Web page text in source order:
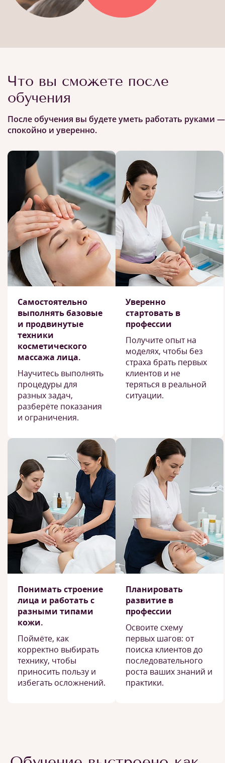
Что вы сможете после
обучения
После обучения вы будете уметь работать руками —
спокойно и уверенно.
Самостоятельно
выполнять базовые
и продвинутые
техники
косметического
массажа лица.
Научитесь выполнять
процедуры для
разных задач,
разберёте показания
и ограничения.
Уверенно
стартовать в
профессии
Получите опыт на
моделях, чтобы без
страха брать первых
клиентов и не
теряться в реальной
ситуации.
Понимать строение
лица и работать с
разными типами
кожи.
Поймёте, как
корректно выбирать
технику, чтобы
приносить пользу и
избегать осложнений.
Планировать
развитие в
профессии
Освоите схему
первых шагов: от
поиска клиентов до
последовательного
роста ваших знаний и
практики.